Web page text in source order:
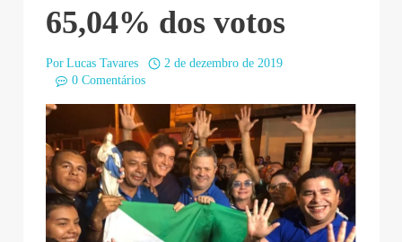
65,04% dos votos
Por Lucas Tavares
2 de dezembro de 2019
0 Comentários